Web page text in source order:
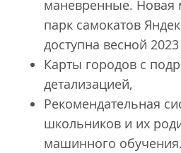
маневренные. Новая
парк самокатов
доступна весной
Карты городов с
детализацией,
Рекомендательная
школьников и их
машинного